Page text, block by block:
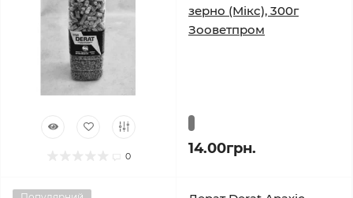
0
зерно (Мікс), 300г
Зооветпром
14.00грн.